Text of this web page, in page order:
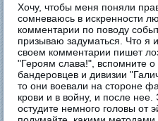
Хочу, чтобы меня поняли
сомневаюсь в искренности
комментарии по поводу
призываю задуматься. Что я
своем комментарии пишет
"Героям слава!", вспомните о
бандеровцев и дивизии
то они воевали на стороне
крови и в войну, и после
остудите немного головы от